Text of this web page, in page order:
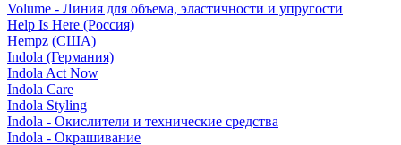
Volume - Линия для объема, эластичности и упругости
Help Is Here (Россия)
Hempz (США)
Indola (Германия)
Indola Act Now
Indola Care
Indola Styling
Indola - Окислители и технические средства
Indola - Окрашивание